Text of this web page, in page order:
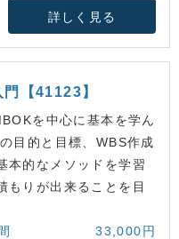
詳しく見る
【41123】
を中心に基本を学ん
目的と目標、WBS作成
本的なメソッドを学習
もりが出来ることを目
33,000円